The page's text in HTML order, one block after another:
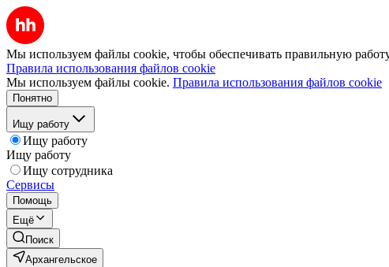
Мы используем файлы cookie, чтобы обеспечивать правильную
Правила использования файлов cookie
Мы используем файлы cookie. Правила использования файлов cookie
Понятно
Ищу работу
Ищу работу
Ищу работу
Ищу сотрудника
Сервисы
Помощь
Ещё
Поиск
Архангельское